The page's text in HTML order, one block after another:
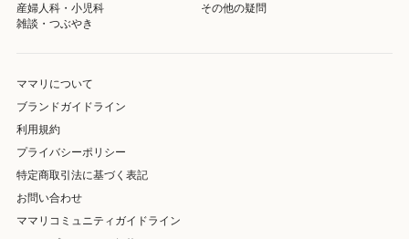
産婦人科・小児科
その他の疑問
雑談・つぶやき
ママリについて
ブランドガイドライン
利用規約
プライバシーポリシー
特定商取引法に基づく表記
お問い合わせ
ママリコミュニティガイドライン